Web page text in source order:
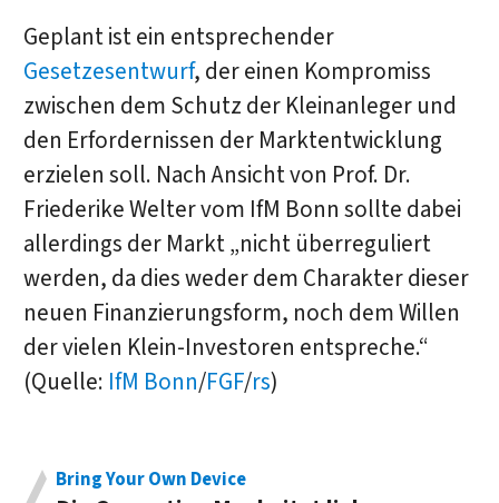
Geplant ist ein entsprechender
Gesetzesentwurf, der einen Kompromiss
zwischen dem Schutz der Kleinanleger und
den Erfordernissen der Marktentwicklung
erzielen soll. Nach Ansicht von Prof. Dr.
Friederike Welter vom IfM Bonn sollte dabei
allerdings der Markt „nicht überreguliert
werden, da dies weder dem Charakter dieser
neuen Finanzierungsform, noch dem Willen
der vielen Klein-Investoren entspreche.“
(Quelle: IfM Bonn/FGF/rs)
Bring Your Own Device